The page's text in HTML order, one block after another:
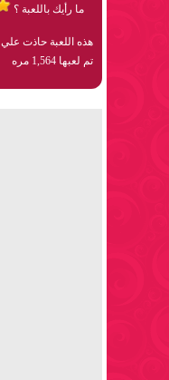
ما رأيك باللعبة ؟
هذه اللعبة حاذت علي 6 صوتا
تم لعبها 1,564 مره